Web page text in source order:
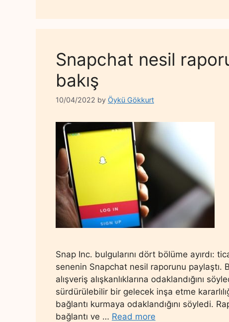
Snapchat nesil
bakış
10/04/2022 by Öykü Gökkurt
Snap Inc. bulgularını dört bölüme ayırdı:
senenin Snapchat nesil raporunu paylaştı.
alışveriş alışkanlıklarına odaklandığını
sürdürülebilir bir gelecek inşa etme
bağlantı kurmaya odaklandığını söyledi.
bağlantı ve … Read more